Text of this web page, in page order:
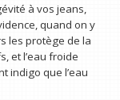
à vos jeans,
quand on y
les protège de la
et l’eau froide
indigo que l’eau